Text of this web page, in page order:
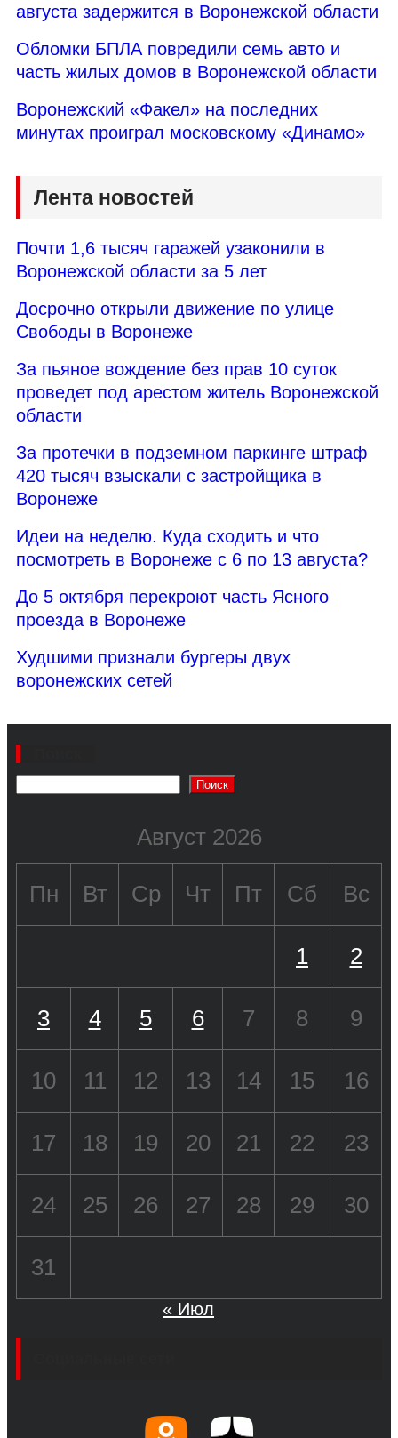
августа задержится в Воронежской области
Обломки БПЛА повредили семь авто и
часть жилых домов в Воронежской области
Воронежский «Факел» на последних
минутах проиграл московскому «Динамо»
Лента новостей
Почти 1,6 тысяч гаражей узаконили в
Воронежской области за 5 лет
Досрочно открыли движение по улице
Свободы в Воронеже
За пьяное вождение без прав 10 суток
проведет под арестом житель Воронежской
области
За протечки в подземном паркинге штраф
420 тысяч взыскали с застройщика в
Воронеже
Идеи на неделю. Куда сходить и что
посмотреть в Воронеже с 6 по 13 августа?
До 5 октября перекроют часть Ясного
проезда в Воронеже
Худшими признали бургеры двух
воронежских сетей
Поиск
Август 2026
Пн Вт Ср Чт Пт Сб Вс
1 2
3 4 5 6 7 8 9
10 11 12 13 14 15 16
17 18 19 20 21 22 23
24 25 26 27 28 29 30
31
« Июл